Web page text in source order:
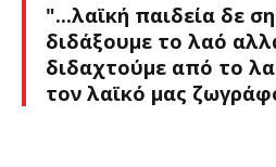
"...λαϊκή παιδεία δε
διδάξουμε το λαό
διδαχτούμε από το
τον λαϊκό μας